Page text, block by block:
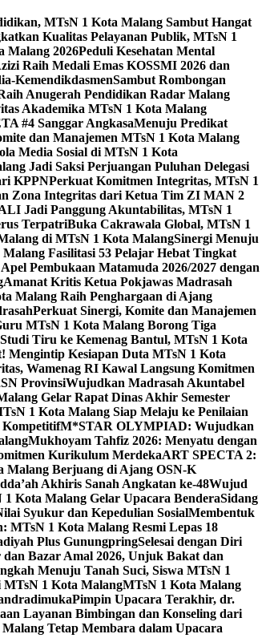
MTsN 1 Kota Malang Sambut Hangat
Kualitas Pelayanan Publik, MTsN 1
Malang 2026Peduli Kesehatan Mental
Raih Medali Emas KOSSMI 2026 dan
KemendikdasmenSambut Rombongan
Anugerah Pendidikan Radar Malang
Akademika MTsN 1 Kota Malang
#4 Sanggar AngkasaMenuju Predikat
dan Manajemen MTsN 1 Kota Malang
Media Sosial di MTsN 1 Kota
Jadi Saksi Perjuangan Puluhan Delegasi
KPPNPerkuat Komitmen Integritas, MTsN 1
Zona Integritas dari Ketua Tim ZI MAN 2
Jadi Panggung Akuntabilitas, MTsN 1
TerpatriBuka Cakrawala Global, MTsN 1
di MTsN 1 Kota MalangSinergi Menuju
Fasilitasi 53 Pelajar Hebat Tingkat
Pembukaan Matamuda 2026/2027 dengan
Amanat Kritis Ketua Pokjawas Madrasah
Malang Raih Penghargaan di Ajang
Perkuat Sinergi, Komite dan Manajemen
MTsN 1 Kota Malang Borong Tiga
Studi Tiru ke Kemenag Bantul, MTsN 1 Kota
Mengintip Kesiapan Duta MTsN 1 Kota
Wamenag RI Kawal Langsung Komitmen
ProvinsiWujudkan Madrasah Akuntabel
Gelar Rapat Dinas Akhir Semester
1 Kota Malang Siap Melaju ke Penilaian
KompetitifM*STAR OLYMPIAD: Wujudkan
Mukhoyam Tahfiz 2026: Menyatu dengan
Kurikulum MerdekaART SPECTA 2:
Malang Berjuang di Ajang OSN-K
Akhiris Sanah Angkatan ke-48Wujud
Kota Malang Gelar Upacara BenderaSidang
Syukur dan Kepedulian SosialMembentuk
MTsN 1 Kota Malang Resmi Lepas 18
Plus GunungpringSelesai dengan Diri
Bazar Amal 2026, Unjuk Bakat dan
Menuju Tanah Suci, Siswa MTsN 1
1 Kota MalangMTsN 1 Kota Malang
Pimpin Upacara Terakhir, dr.
Layanan Bimbingan dan Konseling dari
Tetap Membara dalam Upacara